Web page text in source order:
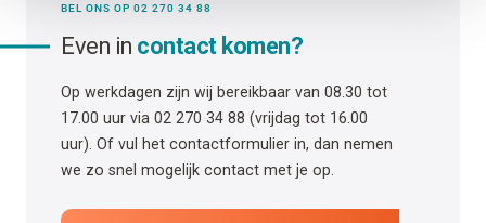
BEL ONS OP 02 270 34 88
Even in contact komen?
Op werkdagen zijn wij bereikbaar van 08.30 tot
17.00 uur via 02 270 34 88 (vrijdag tot 16.00
uur). Of vul het contactformulier in, dan nemen
we zo snel mogelijk contact met je op.